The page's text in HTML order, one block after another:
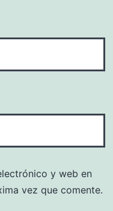
y web en
vez que comente.